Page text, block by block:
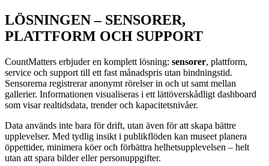
LÖSNINGEN – SENSORER,
PLATTFORM OCH SUPPORT
CountMatters erbjuder en komplett lösning: sensorer, plattform,
service och support till ett fast månadspris utan bindningstid.
Sensorerna registrerar anonymt rörelser in och ut samt mellan
gallerier. Informationen visualiseras i ett lättöverskådligt dashboard
som visar realtidsdata, trender och kapacitetsnivåer.
Data används inte bara för drift, utan även för att skapa bättre
upplevelser. Med tydlig insikt i publikflöden kan museet planera
öppettider, minimera köer och förbättra helhetsupplevelsen – helt
utan att spara bilder eller personuppgifter.